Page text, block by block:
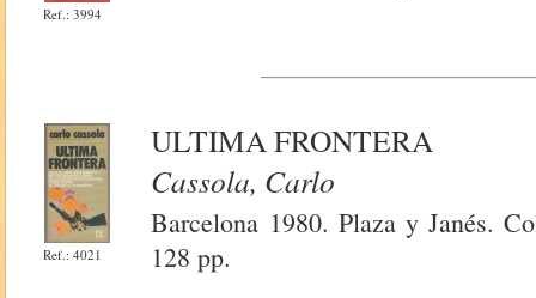
Ref.: 3994
Ref.: 4021
ULTIMA FRONTERA
Cassola, Carlo
Barcelona 1980. Plaza y Janés.
128 pp.